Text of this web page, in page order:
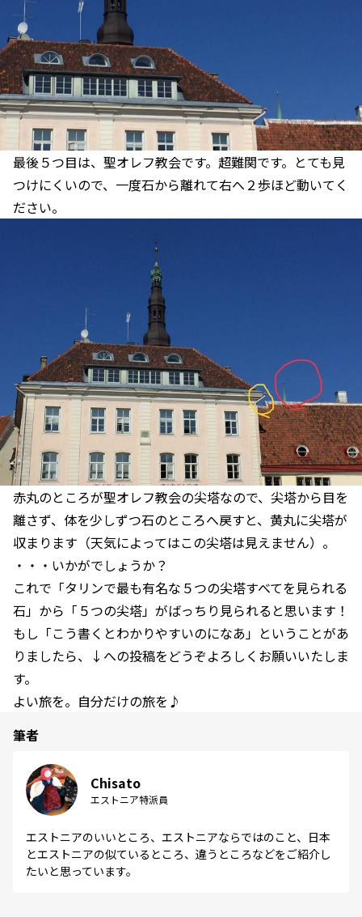
最後５つ目は、聖オレフ教会です。超難関です。とても見
つけにくいので、一度石から離れて右へ２歩ほど動いてく
ださい。
赤丸のところが聖オレフ教会の尖塔なので、尖塔から目を
離さず、体を少しずつ石のところへ戻すと、黄丸に尖塔が
収まります（天気によってはこの尖塔は見えません）。
・・・いかがでしょうか？
これで「タリンで最も有名な５つの尖塔すべてを見られる
石」から「５つの尖塔」がばっちり見られると思います！
もし「こう書くとわかりやすいのになあ」ということがあ
りましたら、↓への投稿をどうぞよろしくお願いいたしま
す。
よい旅を。自分だけの旅を♪
筆者
Chisato
エストニア特派員
エストニアのいいところ、エストニアならではのこと、日本
とエストニアの似ているところ、違うところなどをご紹介し
たいと思っています。